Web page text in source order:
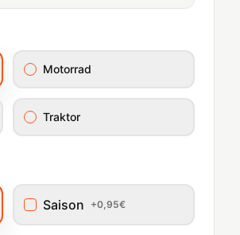
Motorrad
Traktor
Saison +0,95€